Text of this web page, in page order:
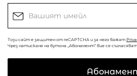
Този сайт е защитен от reCAPTCHA и за него важат
Чрез натискане на бутона „Абонамент“ вие се